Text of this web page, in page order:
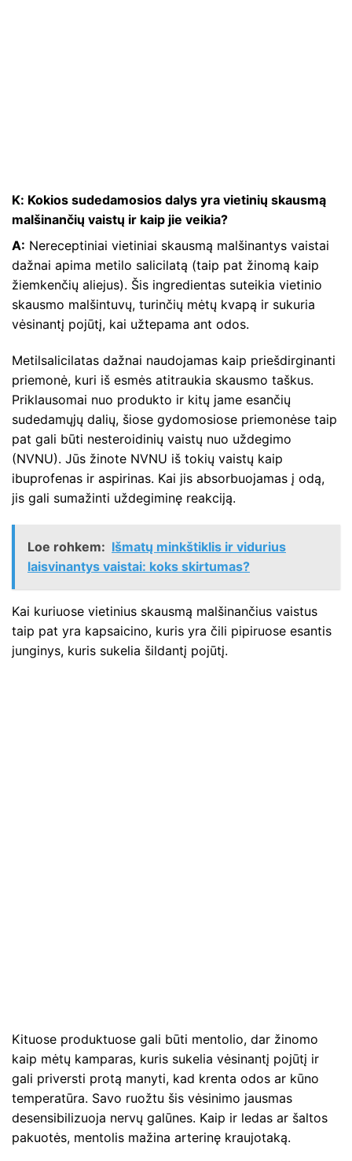
K: Kokios sudedamosios dalys yra vietinių skausmą
malšinančių vaistų ir kaip jie veikia?
A: Nereceptiniai vietiniai skausmą malšinantys vaistai
dažnai apima metilo salicilatą (taip pat žinomą kaip
žiemkenčių aliejus). Šis ingredientas suteikia vietinio
skausmo malšintuvų, turinčių mėtų kvapą ir sukuria
vėsinantį pojūtį, kai užtepama ant odos.
Metilsalicilatas dažnai naudojamas kaip priešdirginanti
priemonė, kuri iš esmės atitraukia skausmo taškus.
Priklausomai nuo produkto ir kitų jame esančių
sudedamųjų dalių, šiose gydomosiose priemonėse taip
pat gali būti nesteroidinių vaistų nuo uždegimo
(NVNU). Jūs žinote NVNU iš tokių vaistų kaip
ibuprofenas ir aspirinas. Kai jis absorbuojamas į odą,
jis gali sumažinti uždegiminę reakciją.
Loe rohkem: Išmatų minkštiklis ir vidurius
laisvinantys vaistai: koks skirtumas?
Kai kuriuose vietinius skausmą malšinančius vaistus
taip pat yra kapsaicino, kuris yra čili pipiruose esantis
junginys, kuris sukelia šildantį pojūtį.
Kituose produktuose gali būti mentolio, dar žinomo
kaip mėtų kamparas, kuris sukelia vėsinantį pojūtį ir
gali priversti protą manyti, kad krenta odos ar kūno
temperatūra. Savo ruožtu šis vėsinimo jausmas
desensibilizuoja nervų galūnes. Kaip ir ledas ar šaltos
pakuotės, mentolis mažina arterinę kraujotaką.